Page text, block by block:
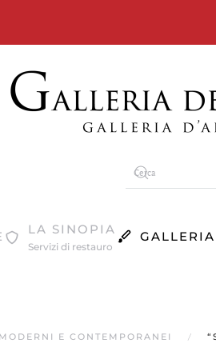
LA SINOPIA
Servizi di restauro
E CONTEMPORANEI